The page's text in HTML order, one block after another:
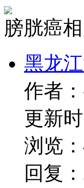
膀胱癌
黑龙
作者
更新
浏览
回复